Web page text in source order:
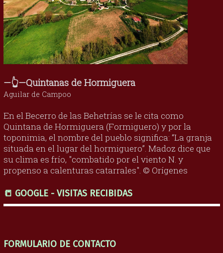
—👆—Quintanas de Hormiguera
Aguilar de Campoo
En el Becerro de las Behetrías se le cita como
Quintana de Hormiguera (Formiguero) y por la
toponimia, el nombre del pueblo significa: “La granja
situada en el lugar del hormiguero”. Madoz dice que
su clima es frío, "combatido por el viento N. y
propenso a calenturas catarrales". © Orígenes
📒 GOOGLE - VISITAS RECIBIDAS
FORMULARIO DE CONTACTO